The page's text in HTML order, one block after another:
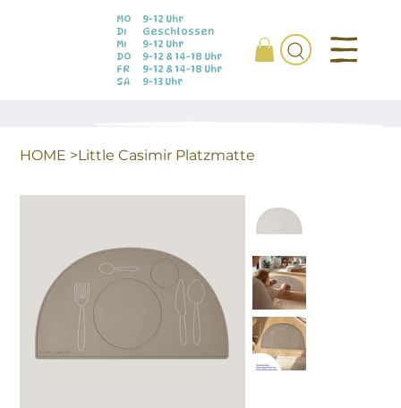
MO
DI
MI
DO
FR
SA
9-12 Uhr
Geschlossen
9-12 Uhr
9-12 & 14-18 Uhr
9-12 & 14-18 Uhr
9-13 Uhr
HOME >Little Casimir Platzmatte